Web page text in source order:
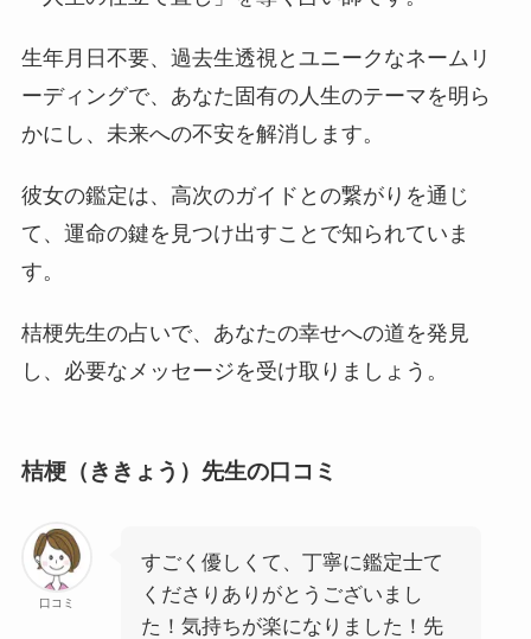
生年月日不要、過去生透視とユニークなネームリ
ーディングで、あなた固有の人生のテーマを明ら
かにし、未来への不安を解消します。
彼女の鑑定は、高次のガイドとの繋がりを通じ
て、運命の鍵を見つけ出すことで知られていま
す。
桔梗先生の占いで、あなたの幸せへの道を発見
し、必要なメッセージを受け取りましょう。
桔梗（ききょう）先生の口コミ
口コミ
すごく優しくて、丁寧に鑑定士て
くださりありがとうございまし
た！気持ちが楽になりました！先